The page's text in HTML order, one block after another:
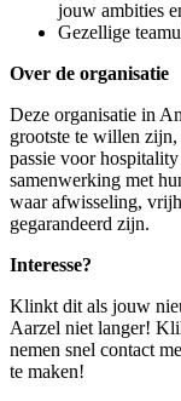
jouw ambities
Gezellige
Over de organisatie
Deze organisatie in
grootste te willen
passie voor
samenwerking met
waar afwisseling,
gegarandeerd zijn.
Interesse?
Klinkt dit als jouw
Aarzel niet langer!
nemen snel contact
te maken!